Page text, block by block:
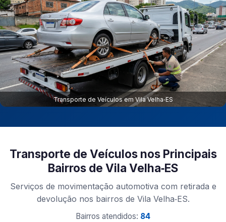
Transporte de Veículos em Vila Velha‑ES
Transporte de Veículos nos Principais
Bairros de Vila Velha‑ES
Serviços de movimentação automotiva com retirada e
devolução nos bairros de Vila Velha‑ES.
Bairros atendidos: 84